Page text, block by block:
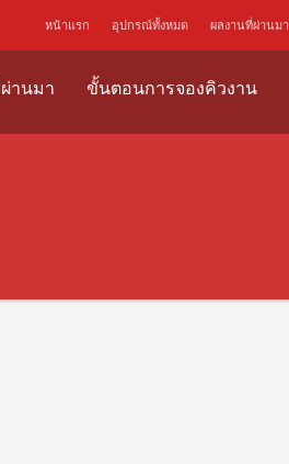
หน้าแรก อุปกรณ์ทั้งหมด ผลงานที่ผ่านมา
านมา ขั้นตอนการจองคิวงาน